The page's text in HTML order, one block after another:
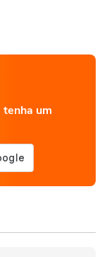
tenha um